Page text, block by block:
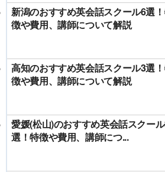
新潟のおすすめ英会話スクール6選
徴や費用、講師について解説
高知のおすすめ英会話スクール3選
徴や費用、講師について解説
愛媛(松山)のおすすめ英会話スクー
選！特徴や費用、講師につ...